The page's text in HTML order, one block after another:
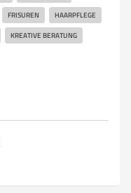
FRISUREN HAARPFLEGE
KREATIVE BERATUNG